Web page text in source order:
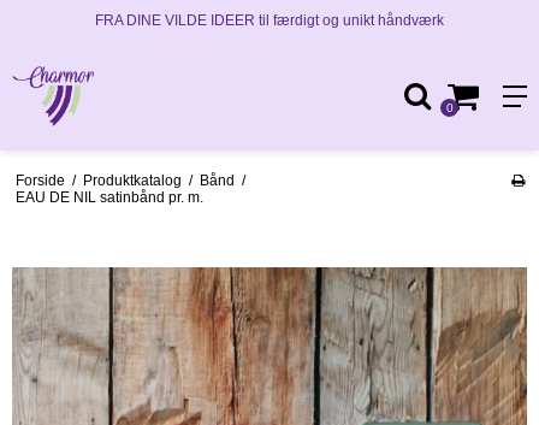
FRA DINE VILDE IDEER til færdigt og unikt håndværk
0
Forside / Produktkatalog / Bånd /
EAU DE NIL satinbånd pr. m.